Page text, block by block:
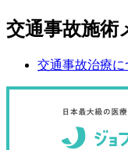
交通事故施術
交通事故治療に